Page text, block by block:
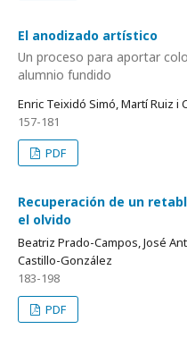
El anodizado artístico
Un proceso para aportar
alumnio fundido
Enric Teixidó Simó, Martí Ruiz i
157-181
PDF
Recuperación de un
el olvido
Beatriz Prado-Campos, José
Castillo-González
183-198
PDF